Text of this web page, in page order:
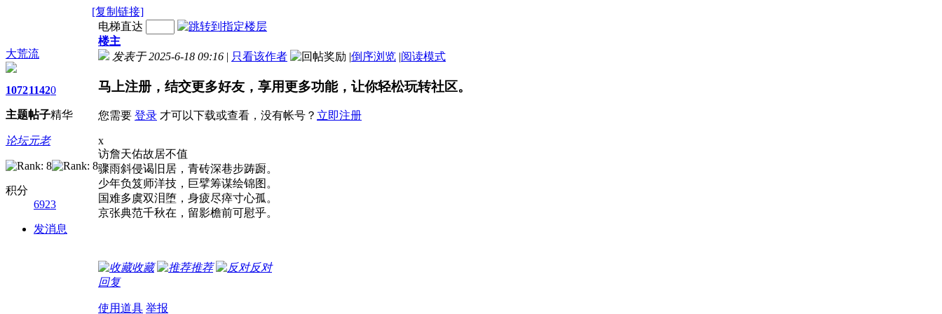
[复制链接]
大荒流
1072
主题
1142
帖子
0
精华
论坛元老
积分
6923
发消息
电梯直达
楼主
发表于 2025-6-18 09:16 | 只看该作者 |倒序浏览 |阅读模式
马上注册，结交更多好友，享用更多功能，让你轻松玩转社区。
您需要 登录 才可以下载或查看，没有帐号？ 立即注册
x
访詹天佑故居不值
骤雨斜侵谒旧居，青砖深巷步踌蹰。
少年负笈师洋技，巨擘筹谋绘锦图。
国难多虞双泪堕，身疲尽瘁寸心孤。
京张典范千秋在，留影檐前可慰乎。
收藏 推荐
反对
回复
使用道具 举报